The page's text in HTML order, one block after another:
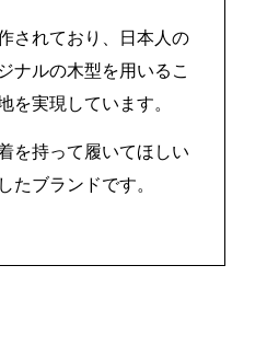
されており、日本人の
ナルの木型を用いるこ
を実現しています。
を持って履いてほしい
たブランドです。